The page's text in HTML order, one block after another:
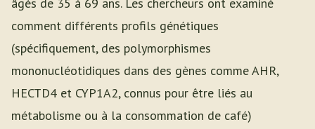
comment différents profils génétiques
(spécifiquement, des polymorphismes
mononucléotidiques dans des gènes comme AHR,
HECTD4 et CYP1A2, connus pour être liés au
métabolisme ou à la consommation de café)